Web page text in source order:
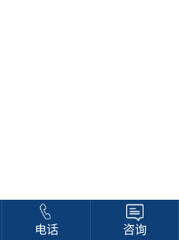
电话 咨询